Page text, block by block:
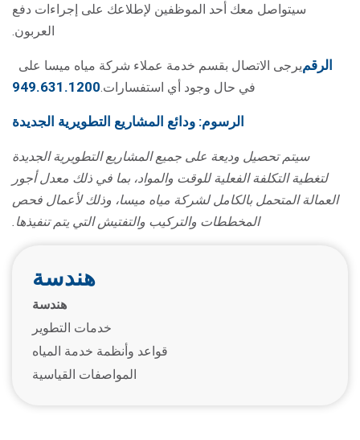
سيتواصل معك أحد الموظفين لإطلاعك على إجراءات دفع
العربون.
يرجى الاتصال بقسم خدمة عملاء شركة مياه ميسا علىالرقم
949.631.1200في حال وجود أي استفسارات.
الرسوم: ودائع المشاريع التطويرية الجديدة
سيتم تحصيل وديعة على جميع المشاريع التطويرية الجديدة
لتغطية التكلفة الفعلية للوقت والمواد، بما في ذلك معدل أجور
العمالة المتحمل بالكامل لشركة مياه ميسا، وذلك لأعمال فحص
المخططات والتركيب والتفتيش التي يتم تنفيذها.
هندسة
هندسة
خدمات التطوير
قواعد وأنظمة خدمة المياه
المواصفات القياسية